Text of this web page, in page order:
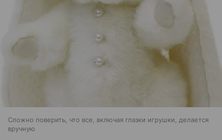
Сложно поверить, что все, включая глазки игрушки, делается
вручную